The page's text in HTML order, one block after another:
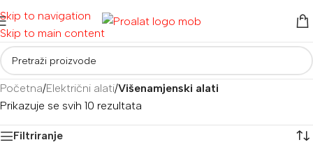
Skip to navigation
Skip to main content
Početna/Električni alati/Višenamjenski alati
Prikazuje se svih 10 rezultata
Filtriranje